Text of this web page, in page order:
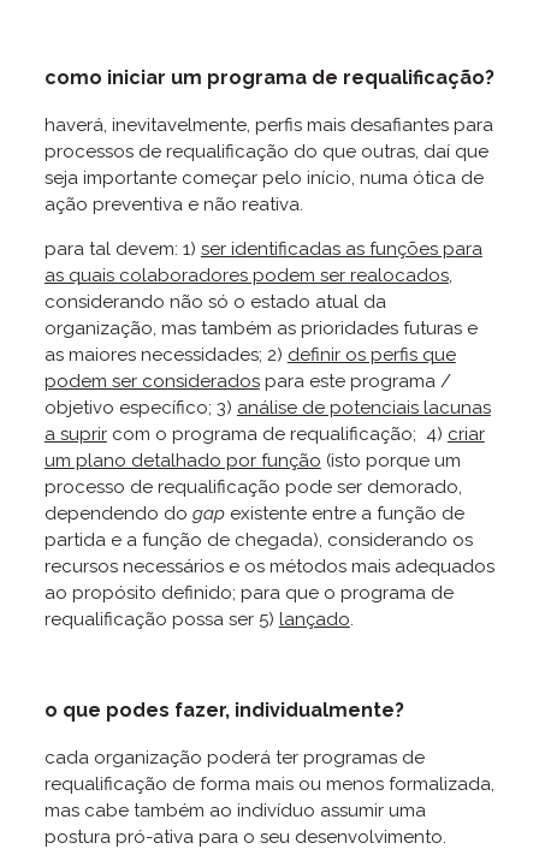
como iniciar um programa de requalificação?
haverá, inevitavelmente, perfis mais desafiantes para
processos de requalificação do que outras, daí que
seja importante começar pelo início, numa ótica de
ação preventiva e não reativa.
para tal devem: 1) ser identificadas as funções para
as quais colaboradores podem ser realocados,
considerando não só o estado atual da
organização, mas também as prioridades futuras e
as maiores necessidades; 2) definir os perfis que
podem ser consideradospara este programa /
objetivo específico; 3) análise de potenciais lacunas
a suprircom o programa de requalificação; 4) criar
um plano detalhado por função (isto porque um
processo de requalificação pode ser demorado,
dependendo do gap existente entre a função de
partida e a função de chegada), considerando os
recursos necessários e os métodos mais adequados
ao propósito definido; para que o programa de
requalificação possa ser 5) lançado.
o que podes fazer, individualmente?
cada organização poderá ter programas de
requalificação de forma mais ou menos formalizada,
mas cabe também ao indivíduo assumir uma
postura pró-ativa para o seu desenvolvimento.